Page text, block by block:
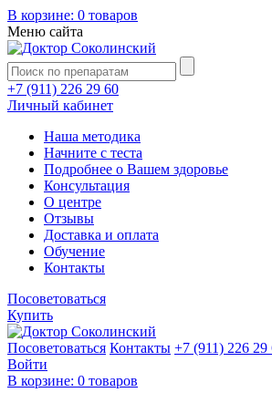
В корзине: 0 товаров
Меню сайта
+7 (911) 226 29 60
Личный кабинет
Наша методика
Начните с теста
Подробнее о Вашем здоровье
Консультация
О центре
Отзывы
Доставка и оплата
Обучение
Контакты
Посоветоваться
Купить
Посоветоваться Контакты +7 (911) 226 29
Войти
В корзине: 0 товаров